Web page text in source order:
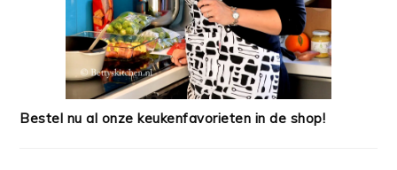
Bestel nu al onze keukenfavorieten in de shop!